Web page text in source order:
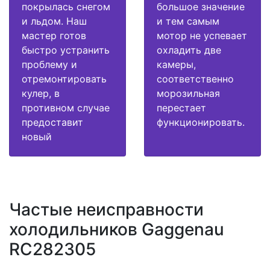
покрылась снегом
и льдом. Наш
мастер готов
быстро устранить
проблему и
отремонтировать
кулер, в
противном случае
предоставит
новый
большое значение
и тем самым
мотор не успевает
охладить две
камеры,
соответственно
морозильная
перестает
функционировать.
Частые неисправности
холодильников Gaggenau
RC282305